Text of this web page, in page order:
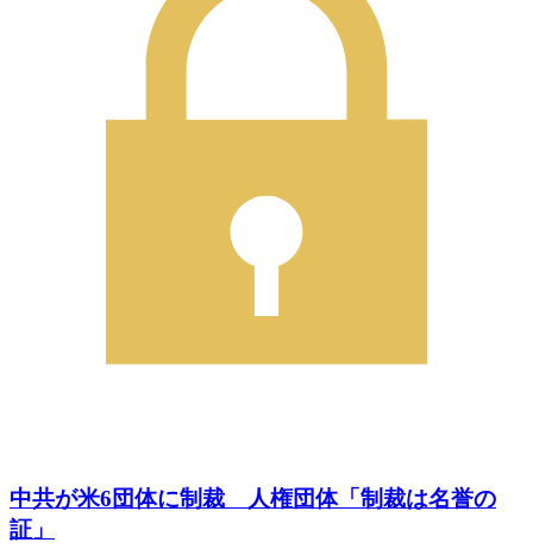
中共が米6団体に制裁 人権団体「制裁は名誉の
証」